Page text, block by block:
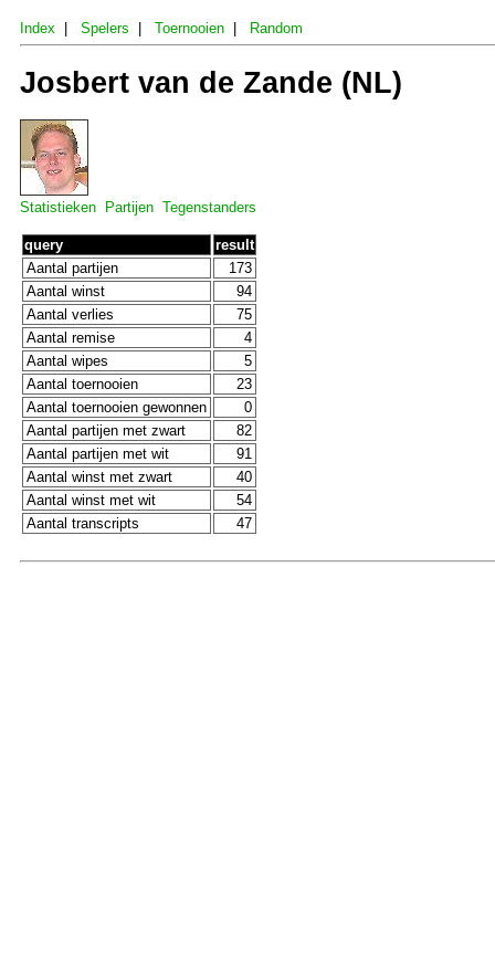
Index Spelers Toernooien Random
Josbert van de Zande (NL)
Statistieken Partijen Tegenstanders
query
result
Aantal partijen
173
Aantal winst
94
Aantal verlies
75
Aantal remise
4
Aantal wipes
5
Aantal toernooien
23
Aantal toernooien gewonnen
0
Aantal partijen met zwart
82
Aantal partijen met wit
91
Aantal winst met zwart
40
Aantal winst met wit
54
Aantal transcripts
47